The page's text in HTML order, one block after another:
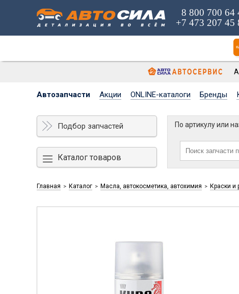
8 800 700 64
+7 473 207 45
Автозапчасти Акции ONLINE-каталоги Бренды
Подбор запчастей
Каталог товаров
По артикулу или
Главная > Каталог > Масла, автокосметика, автохимия > Краски и